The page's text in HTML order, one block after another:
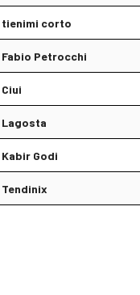
tienimi corto
Fabio Petrocchi
Ciui
Lagosta
Kabir Godi
Tendinix